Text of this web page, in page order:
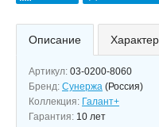
Описание
Артикул: 03-0200-8060
Бренд: Сунержа (Россия)
Коллекция: Галант+
Гарантия: 10 лет